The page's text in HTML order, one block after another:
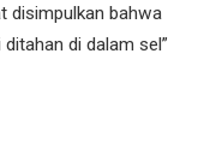
disimpulkan bahwa
di dalam sel”